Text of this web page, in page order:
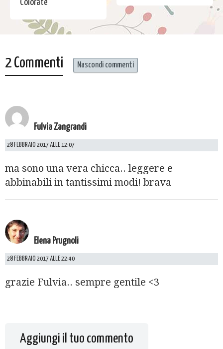
Colorate
2 Commenti Nascondi commenti
Fulvia Zangrandi
28 FEBBRAIO 2017 ALLE 12:07
ma sono una vera chicca.. leggere e
abbinabili in tantissimi modi! brava
Elena Prugnoli
28 FEBBRAIO 2017 ALLE 22:40
grazie Fulvia.. sempre gentile <3
Aggiungi il tuo commento